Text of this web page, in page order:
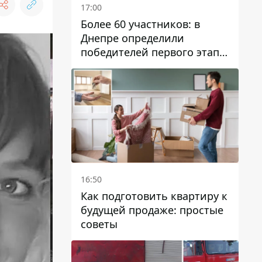
17:00
Более 60 участников: в
Днепре определили
победителей первого этапа
Кубка Украины по
парусному спорту
16:50
Как подготовить квартиру к
будущей продаже: простые
советы